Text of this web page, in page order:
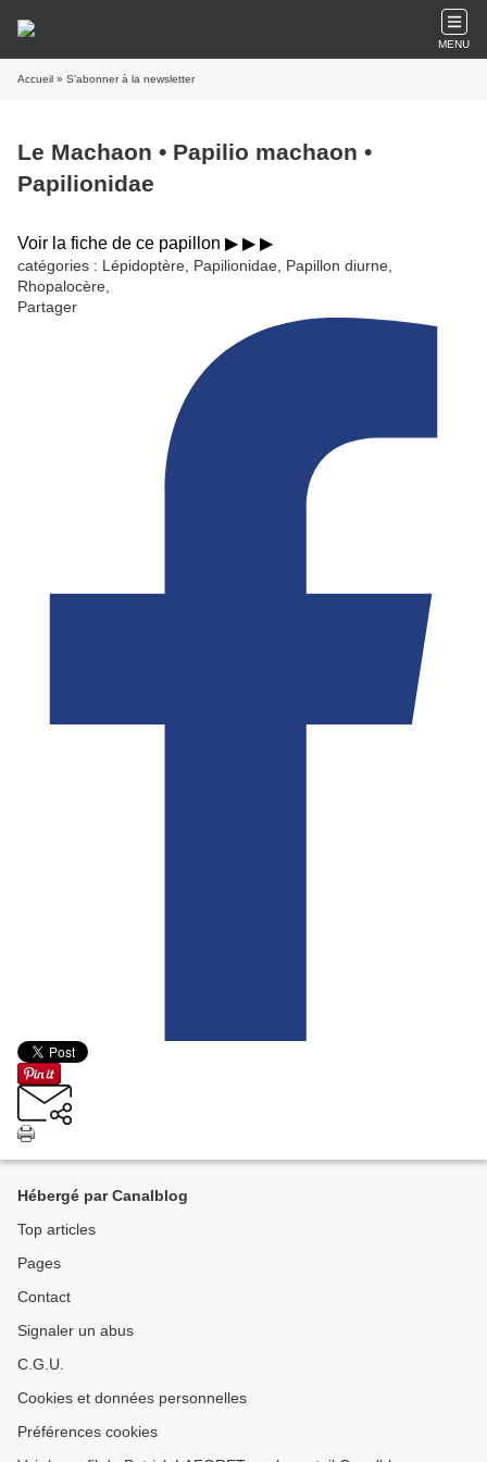
MENU
Accueil » S'abonner à la newsletter
Le Machaon • Papilio machaon •
Papilionidae
Voir la fiche de ce papillon ▶︎ ▶︎ ▶︎
catégories : Lépidoptère, Papilionidae, Papillon diurne,
Rhopalocère,
Partager
Hébergé par Canalblog
Top articles
Pages
Contact
Signaler un abus
C.G.U.
Cookies et données personnelles
Préférences cookies